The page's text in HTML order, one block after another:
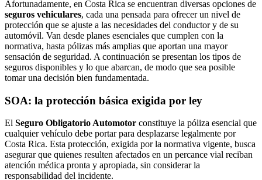
Afortunadamente, en Costa Rica se encuentran diversas opciones de
seguros vehiculares, cada una pensada para ofrecer un nivel de
protección que se ajuste a las necesidades del conductor y de su
automóvil. Van desde planes esenciales que cumplen con la
normativa, hasta pólizas más amplias que aportan una mayor
sensación de seguridad. A continuación se presentan los tipos de
seguros disponibles y lo que abarcan, de modo que sea posible
tomar una decisión bien fundamentada.
SOA: la protección básica exigida por ley
El Seguro Obligatorio Automotor constituye la póliza esencial que
cualquier vehículo debe portar para desplazarse legalmente por
Costa Rica. Esta protección, exigida por la normativa vigente, busca
asegurar que quienes resulten afectados en un percance vial reciban
atención médica pronta y apropiada, sin considerar la
responsabilidad del incidente.